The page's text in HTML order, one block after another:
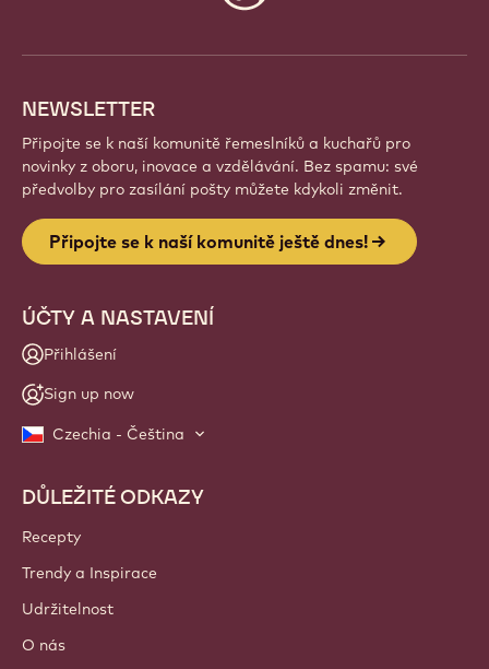
NEWSLETTER
Připojte se k naší komunitě řemeslníků a kuchařů pro
novinky z oboru, inovace a vzdělávání. Bez spamu: své
předvolby pro zasílání pošty můžete kdykoli změnit.
Připojte se k naší komunitě ještě dnes!
ÚČTY A NASTAVENÍ
Přihlášení
Sign up now
Czechia - Čeština
Footer
Callebaut
DŮLEŽITÉ ODKAZY
Recepty
Trendy a Inspirace
Udržitelnost
O nás